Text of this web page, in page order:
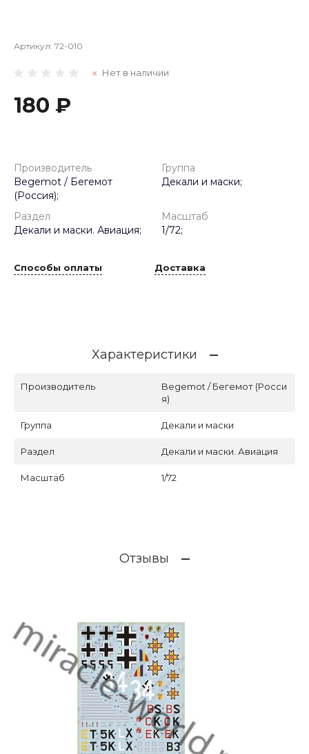
Артикул: 72-010
Нет в наличии
180 ₽
Производитель
Begemot / Бегемот
(Россия);
Группа
Декали и маски;
Раздел
Декали и маски. Авиация;
Масштаб
1/72;
Способы оплаты Доставка
Характеристики
Производитель
Begemot / Бегемот (Росси
я)
Группа Декали и маски
Раздел Декали и маски. Авиация
Масштаб 1/72
Отзывы